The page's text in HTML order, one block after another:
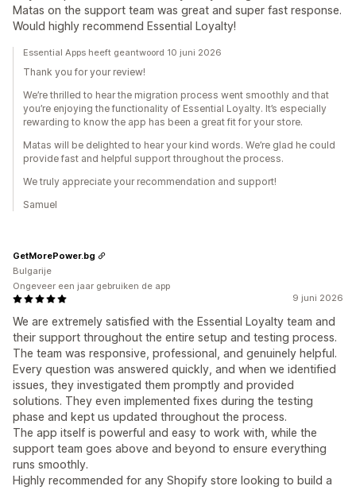
Matas on the support team was great and super fast response.
Would highly recommend Essential Loyalty!
Essential Apps heeft geantwoord 10 juni 2026
Thank you for your review!
We’re thrilled to hear the migration process went smoothly and that
you’re enjoying the functionality of Essential Loyalty. It’s especially
rewarding to know the app has been a great fit for your store.
Matas will be delighted to hear your kind words. We’re glad he could
provide fast and helpful support throughout the process.
We truly appreciate your recommendation and support!
Samuel
9 juni 2026
We are extremely satisfied with the Essential Loyalty team and
their support throughout the entire setup and testing process.
The team was responsive, professional, and genuinely helpful.
Every question was answered quickly, and when we identified
issues, they investigated them promptly and provided
solutions. They even implemented fixes during the testing
phase and kept us updated throughout the process.
The app itself is powerful and easy to work with, while the
support team goes above and beyond to ensure everything
runs smoothly.
Highly recommended for any Shopify store looking to build a
GetMorePower.bg
Bulgarije
Ongeveer een jaar gebruiken de app